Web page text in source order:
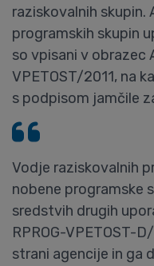
raziskovalnih skupin.
programskih skupin
so vpisani v obrazec
VPETOST/2011, na
s podpisom jamčile
Vodje raziskovalnih
nobene programske
sredstvih drugih
RPROG-VPETOST-
strani agencije in ga